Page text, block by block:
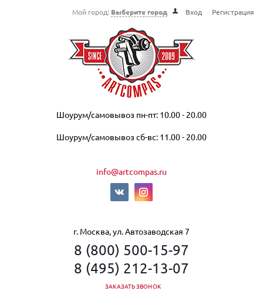
Мой город: Выберите город Вход Регистрация
Шоурум/самовывоз пн-пт: 10.00 - 20.00
Шоурум/самовывоз сб-вс: 11.00 - 20.00
info@artcompas.ru
г. Москва, ул. Автозаводская 7
8 (800) 500-15-97
8 (495) 212-13-07
ЗАКАЗАТЬ ЗВОНОК